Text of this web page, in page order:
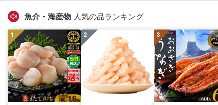
魚介・海産物 人気の品ランキング
1 2 3